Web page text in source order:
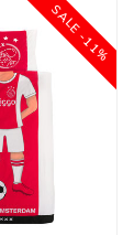
SALE -11%